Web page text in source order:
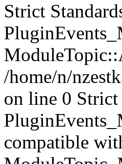
Strict
/home/n/
on line 0
compatible